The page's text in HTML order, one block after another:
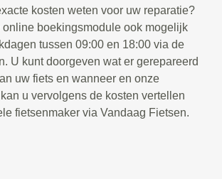
kosten weten voor uw reparatie?
online boekingsmodule ook mogelijk
tussen 09:00 en 18:00 via de
U kunt doorgeven wat er gerepareerd
uw fiets en wanneer en onze
u vervolgens de kosten vertellen
fietsenmaker via Vandaag Fietsen.